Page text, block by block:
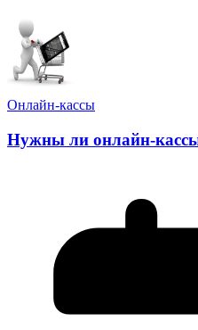
Онлайн-кассы
Нужны ли онлайн-